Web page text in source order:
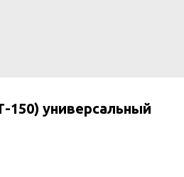
150) универсальный